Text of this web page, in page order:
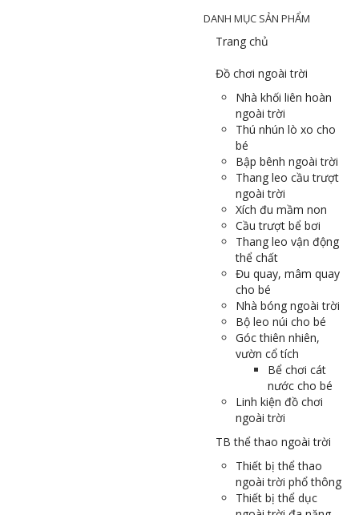
DANH MỤC SẢN PHẨM
Trang chủ
Đồ chơi ngoài trời
Nhà khối liên hoàn
ngoài trời
Thú nhún lò xo cho
bé
Bập bênh ngoài trời
Thang leo cầu trượt
ngoài trời
Xích đu mầm non
Cầu trượt bể bơi
Thang leo vận động
thể chất
Đu quay, mâm quay
cho bé
Nhà bóng ngoài trời
Bộ leo núi cho bé
Góc thiên nhiên,
vườn cổ tích
Bể chơi cát
nước cho bé
Linh kiện đồ chơi
ngoài trời
TB thể thao ngoài trời
Thiết bị thể thao
ngoài trời phổ thông
Thiết bị thể dục